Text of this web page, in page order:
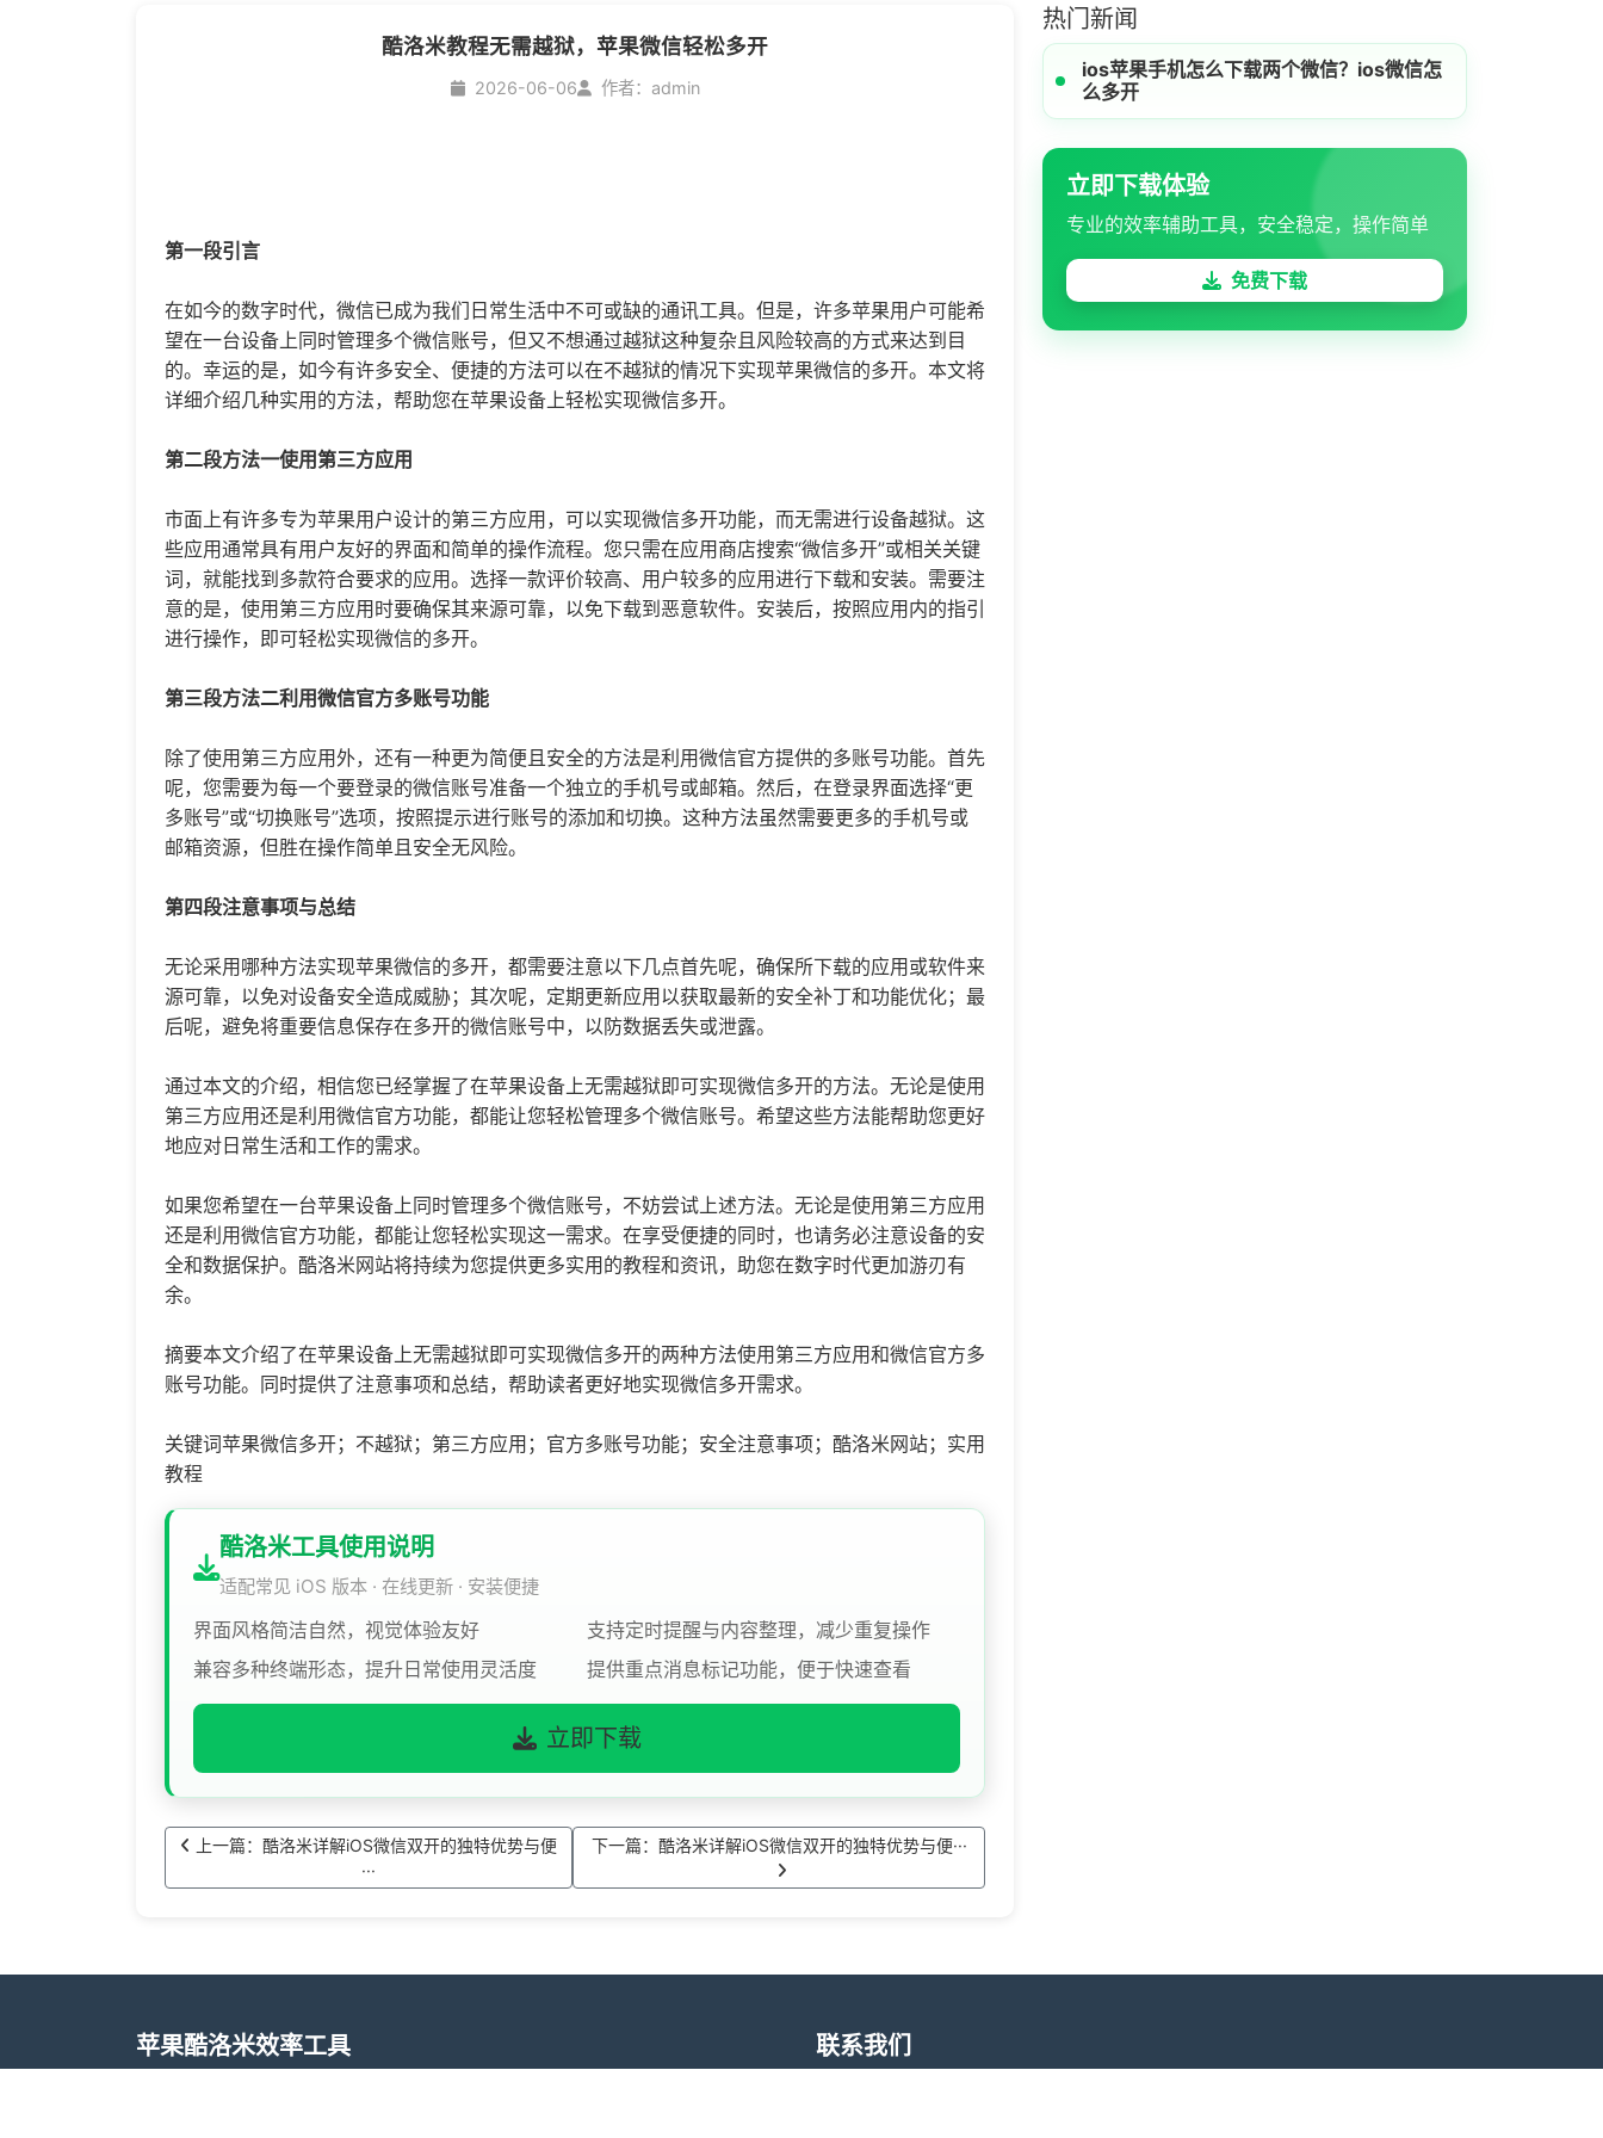
酷洛米教程无需越狱，苹果微信轻松多开
2026-06-06 作者：admin
第一段引言
在如今的数字时代，微信已成为我们日常生活中不可或缺的通讯工具。但是，许多苹果用户可能希
望在一台设备上同时管理多个微信账号，但又不想通过越狱这种复杂且风险较高的方式来达到目
的。幸运的是，如今有许多安全、便捷的方法可以在不越狱的情况下实现苹果微信的多开。本文将
详细介绍几种实用的方法，帮助您在苹果设备上轻松实现微信多开。
第二段方法一使用第三方应用
市面上有许多专为苹果用户设计的第三方应用，可以实现微信多开功能，而无需进行设备越狱。这
些应用通常具有用户友好的界面和简单的操作流程。您只需在应用商店搜索“微信多开”或相关关键
词，就能找到多款符合要求的应用。选择一款评价较高、用户较多的应用进行下载和安装。需要注
意的是，使用第三方应用时要确保其来源可靠，以免下载到恶意软件。安装后，按照应用内的指引
进行操作，即可轻松实现微信的多开。
第三段方法二利用微信官方多账号功能
除了使用第三方应用外，还有一种更为简便且安全的方法是利用微信官方提供的多账号功能。首先
呢，您需要为每一个要登录的微信账号准备一个独立的手机号或邮箱。然后，在登录界面选择“更
多账号”或“切换账号”选项，按照提示进行账号的添加和切换。这种方法虽然需要更多的手机号或
邮箱资源，但胜在操作简单且安全无风险。
第四段注意事项与总结
无论采用哪种方法实现苹果微信的多开，都需要注意以下几点首先呢，确保所下载的应用或软件来
源可靠，以免对设备安全造成威胁；其次呢，定期更新应用以获取最新的安全补丁和功能优化；最
后呢，避免将重要信息保存在多开的微信账号中，以防数据丢失或泄露。
通过本文的介绍，相信您已经掌握了在苹果设备上无需越狱即可实现微信多开的方法。无论是使用
第三方应用还是利用微信官方功能，都能让您轻松管理多个微信账号。希望这些方法能帮助您更好
地应对日常生活和工作的需求。
如果您希望在一台苹果设备上同时管理多个微信账号，不妨尝试上述方法。无论是使用第三方应用
还是利用微信官方功能，都能让您轻松实现这一需求。在享受便捷的同时，也请务必注意设备的安
全和数据保护。酷洛米网站将持续为您提供更多实用的教程和资讯，助您在数字时代更加游刃有
余。
摘要本文介绍了在苹果设备上无需越狱即可实现微信多开的两种方法使用第三方应用和微信官方多
账号功能。同时提供了注意事项和总结，帮助读者更好地实现微信多开需求。
关键词苹果微信多开；不越狱；第三方应用；官方多账号功能；安全注意事项；酷洛米网站；实用
教程
酷洛米工具使用说明
适配常见 iOS 版本 · 在线更新 · 安装便捷
界面风格简洁自然，视觉体验友好
支持定时提醒与内容整理，减少重复操作
兼容多种终端形态，提升日常使用灵活度
提供重点消息标记功能，便于快速查看
立即下载
上一篇：酷洛米详解iOS微信双开的独特优势与便
···
下一篇：酷洛米详解iOS微信双开的独特优势与便···
热门新闻
ios苹果手机怎么下载两个微信？ios微信怎
么多开
立即下载体验
专业的效率辅助工具，安全稳定，操作简单
免费下载
苹果酷洛米效率工具 联系我们